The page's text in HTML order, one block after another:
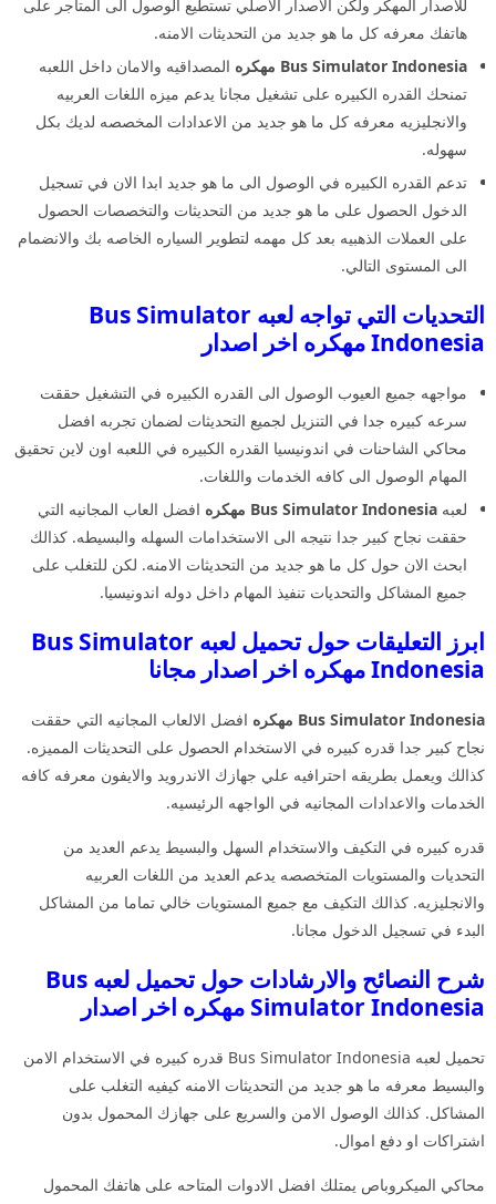
للاصدار المهكر ولكن الاصدار الاصلي تستطيع الوصول الى المتاجر على
هاتفك معرفه كل ما هو جديد من التحديثات الامنه.
Bus Simulator Indonesia مهكره
المصداقيه والامان داخل اللعبه
تمنحك القدره الكبيره على تشغيل مجانا يدعم ميزه اللغات العربيه
والانجليزيه معرفه كل ما هو جديد من الاعدادات المخصصه لديك بكل
سهوله.
تدعم القدره الكبيره في الوصول الى ما هو جديد ابدا الان في تسجيل
الدخول الحصول على ما هو جديد من التحديثات والتخصصات الحصول
على العملات الذهبيه بعد كل مهمه لتطوير السياره الخاصه بك والانضمام
الى المستوى التالي.
التحديات التي تواجه لعبه Bus Simulator
Indonesia مهكره اخر اصدار
مواجهه جميع العيوب الوصول الى القدره الكبيره في التشغيل حققت
سرعه كبيره جدا في التنزيل لجميع التحديثات لضمان تجربه افضل
محاكي الشاحنات في اندونيسيا القدره الكبيره في اللعبه اون لاين تحقيق
المهام الوصول الى كافه الخدمات واللغات.
لعبه Bus Simulator Indonesia مهكره
افضل العاب المجانيه التي
حققت نجاح كبير جدا نتيجه الى الاستخدامات السهله والبسيطه. كذالك
ابحث الان حول كل ما هو جديد من التحديثات الامنه. لكن للتغلب على
جميع المشاكل والتحديات تنفيذ المهام داخل دوله اندونيسيا.
ابرز التعليقات حول تحميل لعبه Bus Simulator
Indonesia مهكره اخر اصدار مجانا
Bus Simulator Indonesia مهكره
افضل الالعاب المجانيه التي حققت
نجاح كبير جدا قدره كبيره في الاستخدام الحصول على التحديثات المميزه.
كذالك ويعمل بطريقه احترافيه علي جهازك الاندرويد والايفون معرفه كافه
الخدمات والاعدادات المجانيه في الواجهه الرئيسيه.
قدره كبيره في التكيف والاستخدام السهل والبسيط يدعم العديد من
التحديات والمستويات المتخصصه يدعم العديد من اللغات العربيه
والانجليزيه. كذالك التكيف مع جميع المستويات خالي تماما من المشاكل
البدء في تسجيل الدخول مجانا.
شرح النصائح والارشادات حول تحميل لعبه Bus
Simulator Indonesia مهكره اخر اصدار
تحميل لعبه Bus Simulator Indonesia قدره كبيره في الاستخدام الامن
والبسيط معرفه ما هو جديد من التحديثات الامنه كيفيه التغلب على
المشاكل. كذالك الوصول الامن والسريع على جهازك المحمول بدون
اشتراكات او دفع اموال.
محاكي الميكروباص يمتلك افضل الادوات المتاحه على هاتفك المحمول